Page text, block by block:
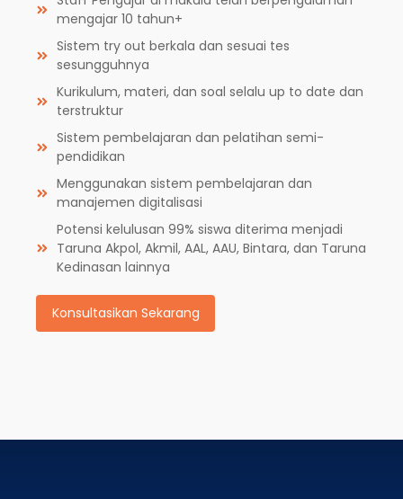
mengajar 10 tahun+
Sistem try out berkala dan sesuai tes
sesungguhnya
Kurikulum, materi, dan soal selalu up to date dan
terstruktur
Sistem pembelajaran dan pelatihan semi-
pendidikan
Menggunakan sistem pembelajaran dan
manajemen digitalisasi
Potensi kelulusan 99% siswa diterima menjadi
Taruna Akpol, Akmil, AAL, AAU, Bintara, dan Taruna
Kedinasan lainnya
Konsultasikan Sekarang